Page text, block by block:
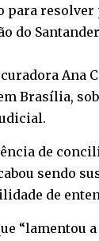
do
Brasília,
de
sendo
de
“lamentou